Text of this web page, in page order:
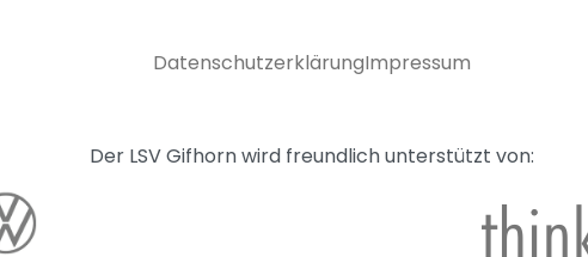
DatenschutzerklärungImpressum
Der LSV Gifhorn wird freundlich unterstützt von: